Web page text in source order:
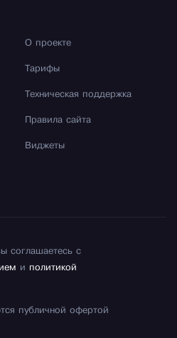
О проекте
Тарифы
Техническая поддержка
Правила сайта
Виджеты
соглашаетесь с
и политикой
публичной офертой